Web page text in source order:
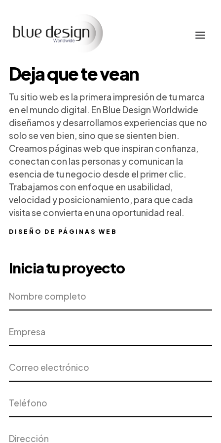
DISEÑO DE PÁGINAS WEB
Deja que te vean
Tu sitio web es la primera impresión de tu marca
en el mundo digital. En Blue Design Worldwide
diseñamos y desarrollamos experiencias que no
solo se ven bien, sino que se sienten bien.
Creamos páginas web que inspiran confianza,
conectan con las personas y comunican la
esencia de tu negocio desde el primer clic.
Trabajamos con enfoque en usabilidad,
velocidad y posicionamiento, para que cada
visita se convierta en una oportunidad real.
Inicia tu proyecto
completo
electrónico